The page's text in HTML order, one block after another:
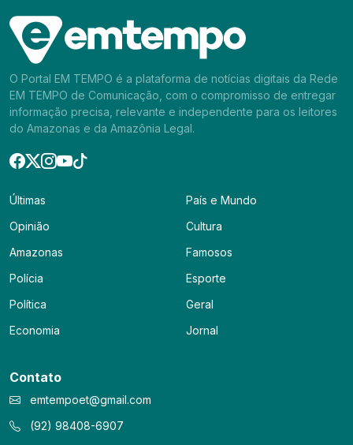
O Portal EM TEMPO é a plataforma de notícias digitais da Rede
EM TEMPO de Comunicação, com o compromisso de entregar
informação precisa, relevante e independente para os leitores
do Amazonas e da Amazônia Legal.
Últimas
Opinião
Amazonas
Polícia
Política
Economia
País e Mundo
Cultura
Famosos
Esporte
Geral
Jornal
Contato
emtempoet@gmail.com
(92) 98408-6907